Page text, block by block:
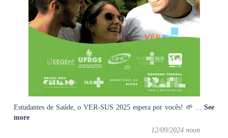
Estudantes de Saúde, o VER-SUS 2025 espera por vocês! 🌱 ... See
more
12/09/2024 noon